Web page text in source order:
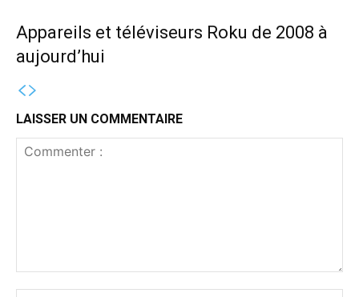
Appareils et téléviseurs Roku de 2008 à
aujourd’hui
LAISSER UN COMMENTAIRE